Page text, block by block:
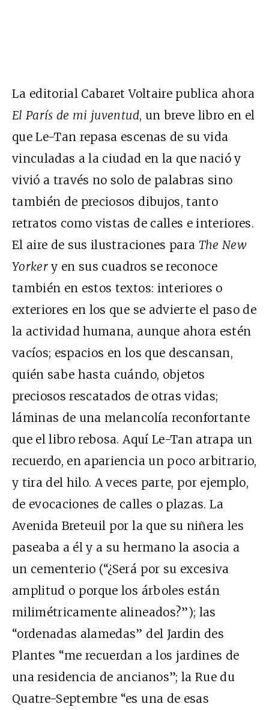
La editorial Cabaret Voltaire publica ahora
El París de mi juventud, un breve libro en el
que Le-Tan repasa escenas de su vida
vinculadas a la ciudad en la que nació y
vivió a través no solo de palabras sino
también de preciosos dibujos, tanto
retratos como vistas de calles e interiores.
El aire de sus ilustraciones para The New
Yorker y en sus cuadros se reconoce
también en estos textos: interiores o
exteriores en los que se advierte el paso de
la actividad humana, aunque ahora estén
vacíos; espacios en los que descansan,
quién sabe hasta cuándo, objetos
preciosos rescatados de otras vidas;
láminas de una melancolía reconfortante
que el libro rebosa. Aquí Le-Tan atrapa un
recuerdo, en apariencia un poco arbitrario,
y tira del hilo. A veces parte, por ejemplo,
de evocaciones de calles o plazas. La
Avenida Breteuil por la que su niñera les
paseaba a él y a su hermano la asocia a
un cementerio (“¿Será por su excesiva
amplitud o porque los árboles están
milimétricamente alineados?”); las
“ordenadas alamedas” del Jardin des
Plantes “me recuerdan a los jardines de
una residencia de ancianos”; la Rue du
Quatre-Septembre “es una de esas